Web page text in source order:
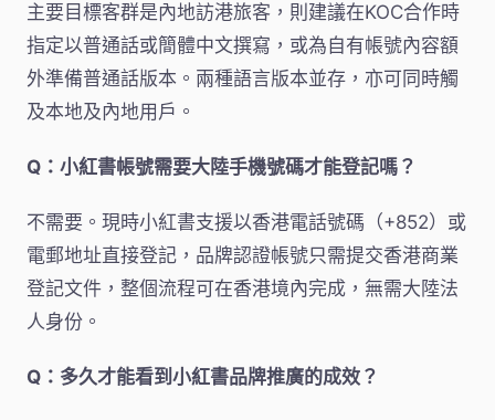
主要目標客群是內地訪港旅客，則建議在KOC合作時
指定以普通話或簡體中文撰寫，或為自有帳號內容額
外準備普通話版本。兩種語言版本並存，亦可同時觸
及本地及內地用戶。
Q：小紅書帳號需要大陸手機號碼才能登記嗎？
不需要。現時小紅書支援以香港電話號碼（+852）或
電郵地址直接登記，品牌認證帳號只需提交香港商業
登記文件，整個流程可在香港境內完成，無需大陸法
人身份。
Q：多久才能看到小紅書品牌推廣的成效？